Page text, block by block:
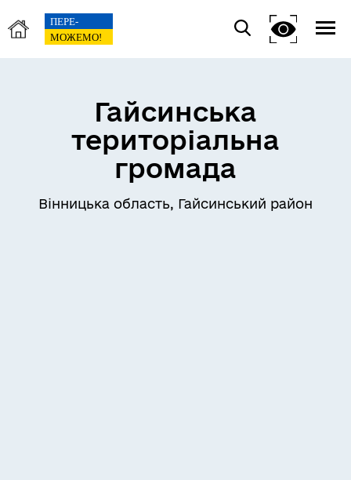
Гайсинська
територіальна
громада
Вінницька область, Гайсинський район